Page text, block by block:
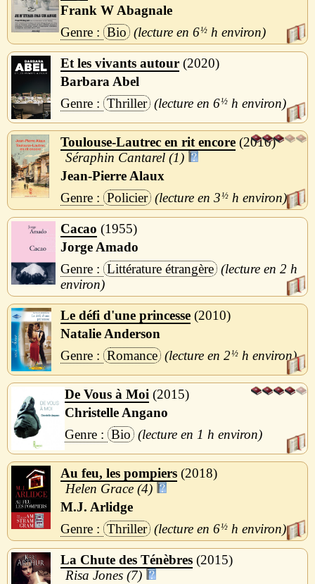
Frank W Abagnale
Bio
6½ h
Et les vivants autour 2020
Barbara Abel
Thriller
6½ h
Toulouse-Lautrec en rit encore 2010
Séraphin Cantarel (1)
Jean-Pierre Alaux
Policier
3½ h
Cacao
1955
Jorge Amado
Littérature étrangère
2 h
Le défi d'une princesse 2010
Natalie Anderson
Romance
2½ h
De Vous à Moi
2015
Christelle Angano
Bio
1 h
Au feu, les pompiers 2018
Helen Grace (4)
M.J. Arlidge
Thriller
6½ h
La Chute des Ténèbres 2015
Risa Jones (7)